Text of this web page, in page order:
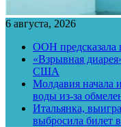
6 августа, 2026
ООН предсказала
«Взрывная
США
Молдавия начала
воды из-за
Итальянка,
выбросила билет